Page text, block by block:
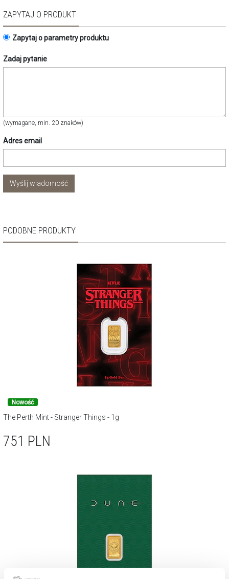
ZAPYTAJ O PRODUKT
Zapytaj o parametry produktu
Zadaj pytanie
(wymagane, min. 20 znaków)
Adres email
Wyślij wiadomość
PODOBNE PRODUKTY
Nowość
The Perth Mint - Stranger Things - 1g
751 PLN